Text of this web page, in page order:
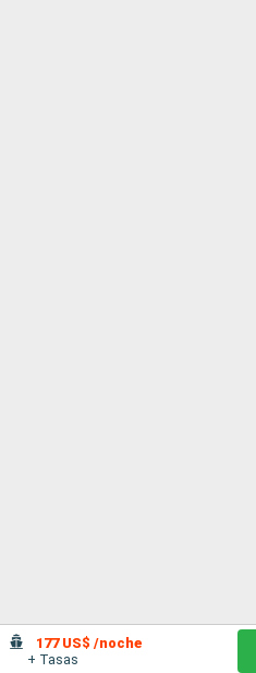
177 US$ /noche
+ Tasas